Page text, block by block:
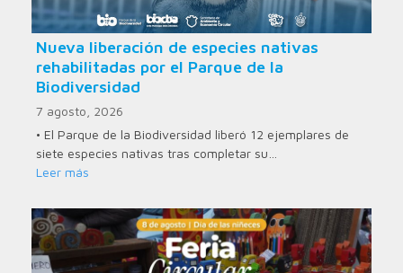
Nueva liberación de especies nativas
rehabilitadas por el Parque de la
Biodiversidad
7 agosto, 2026
• El Parque de la Biodiversidad liberó 12 ejemplares de
siete especies nativas tras completar su…
Leer más